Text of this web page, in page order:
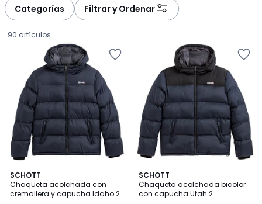
Categorías Filtrar y Ordenar
90 artículos
SCHOTT
Chaqueta acolchada con
cremallera y capucha Idaho 2
4,4
/ 5
2
Colores
SCHOTT
Chaqueta acolchada bicolor
con capucha Utah 2
4,6
/ 5
4
Colores